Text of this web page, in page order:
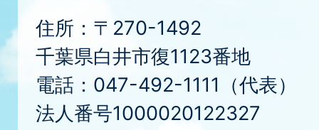
住所：〒270-1492
千葉県白井市復1123番地
電話：047-492-1111（代表）
法人番号1000020122327